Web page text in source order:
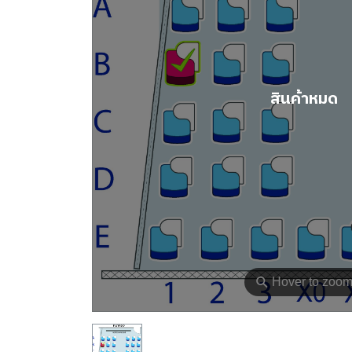
⚲Hover to zoom
สินค้าหมด